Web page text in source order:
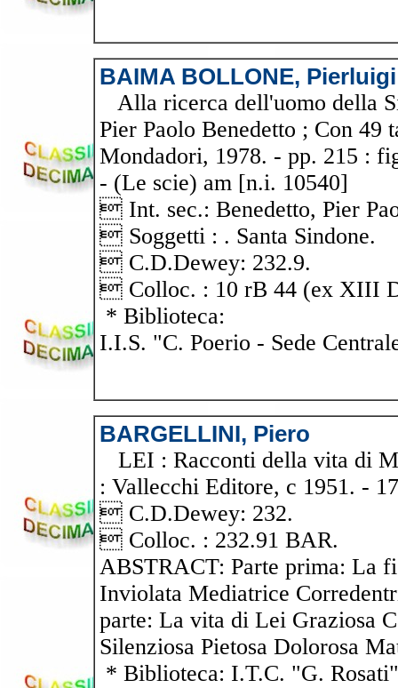
BAIMA BOLLONE, Pierluigi
Alla ricerca dell'uomo della
Pier Paolo Benedetto ; Con
Mondadori, 1978. - pp. 215 :
- (Le scie) am [n.i. 10540]
 Int. sec.: Benedetto, Pier
 Soggetti : . Santa Sindone.
 C.D.Dewey: 232.9.
 Colloc. : 10 rB 44 (ex XIII
* Biblioteca:
I.I.S. "C. Poerio - Sede
BARGELLINI, Piero
LEI : Racconti della vita di
: Vallecchi Editore, c 1951. -
 C.D.Dewey: 232.
 Colloc. : 232.91 BAR.
ABSTRACT: Parte prima: La
Inviolata Mediatrice
parte: La vita di Lei Graziosa
Silenziosa Pietosa Dolorosa
* Biblioteca: I.T.C. "G. Rosati"